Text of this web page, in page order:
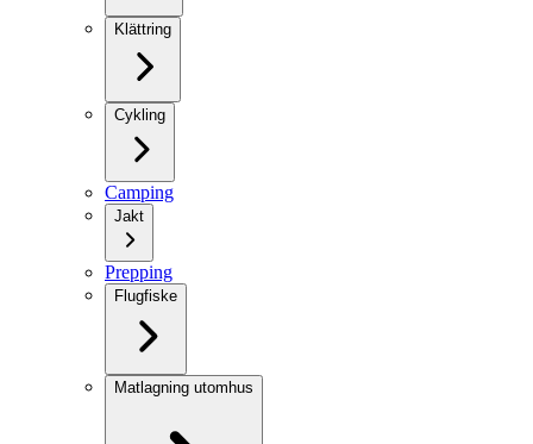
Klättring
Cykling
Camping
Jakt
Prepping
Flugfiske
Matlagning utomhus